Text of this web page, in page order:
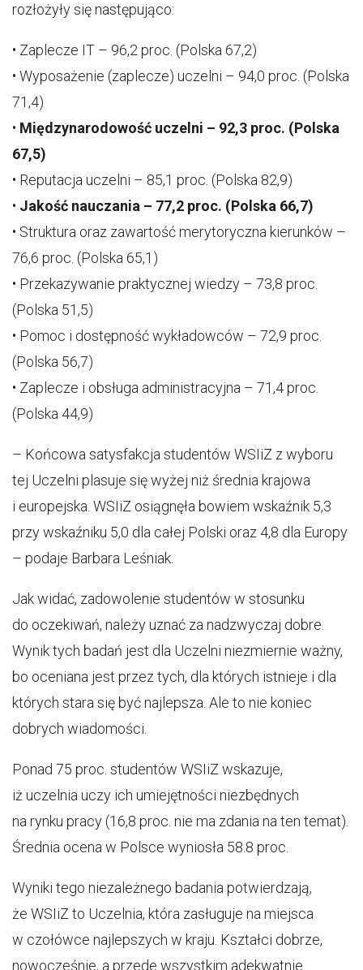
rozłożyły się następująco:
• Zaplecze IT – 96,2 proc. (Polska 67,2)
• Wyposażenie (zaplecze) uczelni – 94,0 proc. (Polska
71,4)
• Międzynarodowość uczelni – 92,3 proc. (Polska
67,5)
• Reputacja uczelni – 85,1 proc. (Polska 82,9)
• Jakość nauczania – 77,2 proc. (Polska 66,7)
• Struktura oraz zawartość merytoryczna kierunków –
76,6 proc. (Polska 65,1)
• Przekazywanie praktycznej wiedzy – 73,8 proc.
(Polska 51,5)
• Pomoc i dostępność wykładowców – 72,9 proc.
(Polska 56,7)
• Zaplecze i obsługa administracyjna – 71,4 proc.
(Polska 44,9)
– Końcowa satysfakcja studentów WSIiZ z wyboru
tej Uczelni plasuje się wyżej niż średnia krajowa
i europejska. WSIiZ osiągnęła bowiem wskaźnik 5,3
przy wskaźniku 5,0 dla całej Polski oraz 4,8 dla Europy
– podaje Barbara Leśniak.
Jak widać, zadowolenie studentów w stosunku
do oczekiwań, należy uznać za nadzwyczaj dobre.
Wynik tych badań jest dla Uczelni niezmiernie ważny,
bo oceniana jest przez tych, dla których istnieje i dla
których stara się być najlepsza. Ale to nie koniec
dobrych wiadomości.
Ponad 75 proc. studentów WSIiZ wskazuje,
iż uczelnia uczy ich umiejętności niezbędnych
na rynku pracy (16,8 proc. nie ma zdania na ten temat).
Średnia ocena w Polsce wyniosła 58.8 proc.
Wyniki tego niezależnego badania potwierdzają,
że WSIiZ to Uczelnia, która zasługuje na miejsca
w czołówce najlepszych w kraju. Kształci dobrze,
nowocześnie, a przede wszystkim adekwatnie